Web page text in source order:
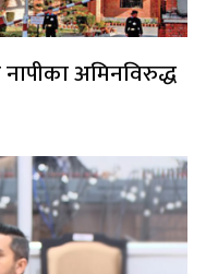
अमिनविरुद्ध